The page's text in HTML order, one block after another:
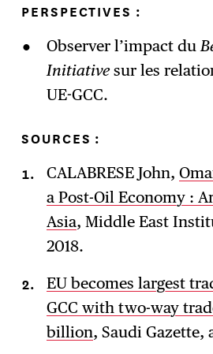
PERSPECTIVES :
Observer l’impact du
Initiativesur les
UE-GCC.
SOURCES :
CALABRESE John,
a Post-Oil Economy :
Asia, Middle East
2018.
EU becomes largest
GCC with two-way
billion, Saudi Gazette,